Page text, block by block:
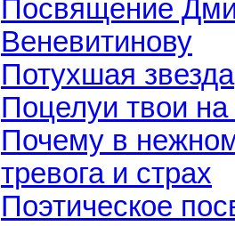
Посвящение
Веневитинову
Потухшая звезда
Поцелуи твои на
Почему в
тревога и страх
Поэтическое